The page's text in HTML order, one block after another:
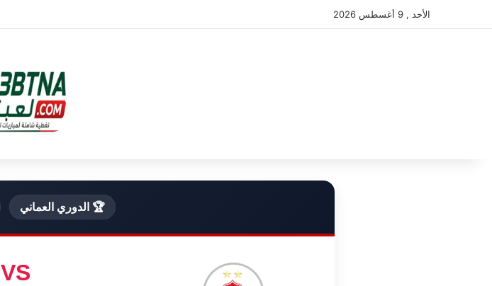
الأحد , 9 أغسطس 2026
🏆 الدوري العماني
VS